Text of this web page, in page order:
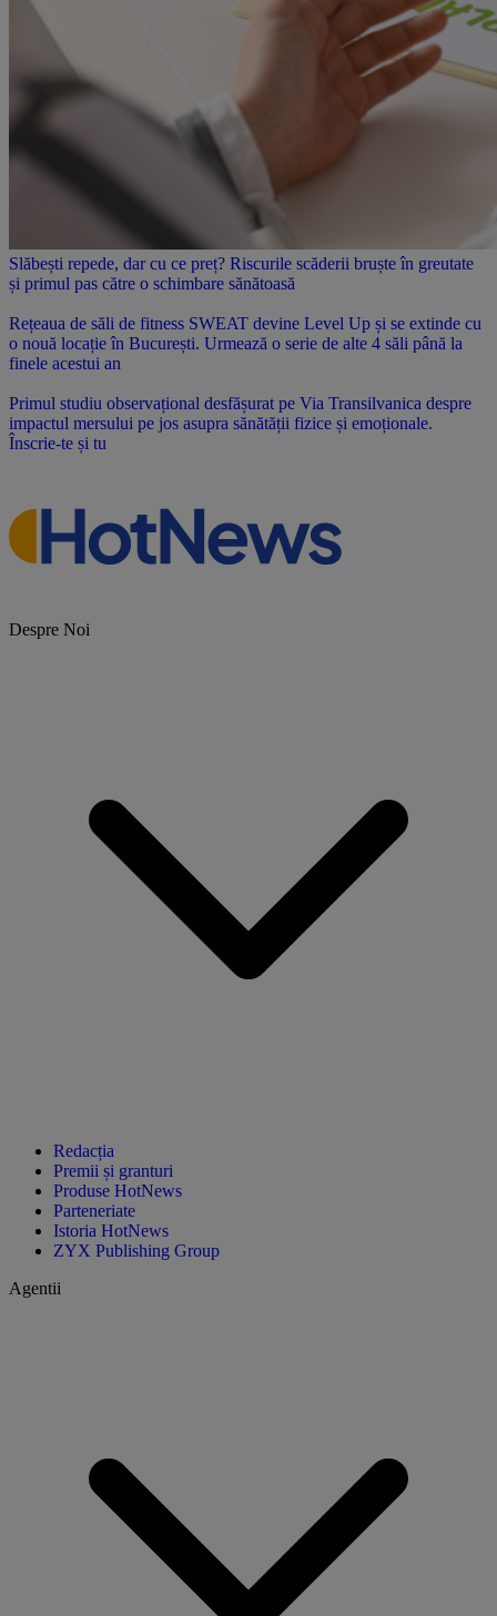
Slăbești repede, dar cu ce preț? Riscurile scăderii bruște în greutate
și primul pas către o schimbare sănătoasă
Rețeaua de săli de fitness SWEAT devine Level Up și se extinde cu
o nouă locație în București. Urmează o serie de alte 4 săli până la
finele acestui an
Primul studiu observațional desfășurat pe Via Transilvanica despre
impactul mersului pe jos asupra sănătății fizice și emoționale.
Înscrie-te și tu
Despre Noi
Redacția
Premii și granturi
Produse HotNews
Parteneriate
Istoria HotNews
ZYX Publishing Group
Agentii